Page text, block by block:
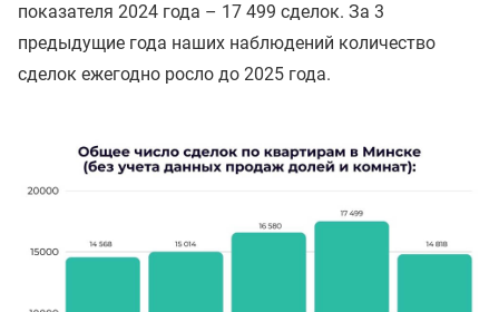
показателя 2024 года – 17 499 сделок. За 3
предыдущие года наших наблюдений количество
сделок ежегодно росло до 2025 года.